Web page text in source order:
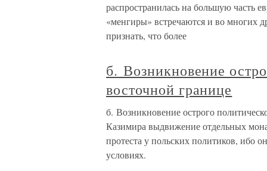
распространилась на большую часть
«менгиры» встречаются и во многих
признать, что более
б. Возникновение
восточной границе
б. Возникновение острого
Казимира выдвижение отдельных
протеста у польских политиков, ибо
условиях.